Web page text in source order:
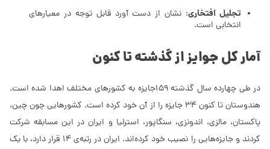
تجلیل افتخاری: نشان از دست آورد قابل توجه در معیارهای
انتخابی است.
آمار کل جوایز از گذشته تا کنون
در طی چهارده سال گذشته 159جایزه به کشورهای مختلف اهدا شده است.
هندوستان تا کنون 34 جایزه را از آن خود کرده است. کشورهایی چون چین،
پاکستان، مالزی، اندونزی، سنگاپور، استرلیا و ایران در این مسابقه شرکت
کردند و جایزه‌هایی را نصیب خود کرده‌اند. ایران در رتبه‌ی 14 قرار دارد، با یک